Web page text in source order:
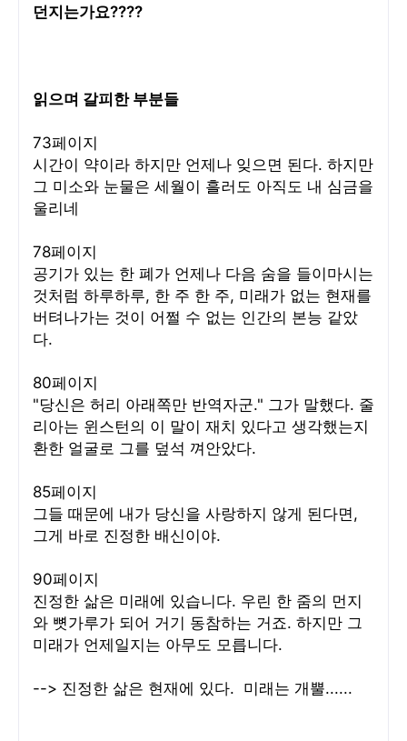
던지는가요????
읽으며 갈피한 부분들
73페이지
시간이 약이라 하지만 언제나 잊으면 된다. 하지만
그 미소와 눈물은 세월이 흘러도 아직도 내 심금을
울리네
78페이지
공기가 있는 한 폐가 언제나 다음 숨을 들이마시는
것처럼 하루하루, 한 주 한 주, 미래가 없는 현재를
버텨나가는 것이 어쩔 수 없는 인간의 본능 같았
다.
80페이지
"당신은 허리 아래쪽만 반역자군." 그가 말했다. 줄
리아는 윈스턴의 이 말이 재치 있다고 생각했는지
환한 얼굴로 그를 덮석 껴안았다.
85페이지
그들 때문에 내가 당신을 사랑하지 않게 된다면,
그게 바로 진정한 배신이야.
90페이지
진정한 삶은 미래에 있습니다. 우린 한 줌의 먼지
와 뼛가루가 되어 거기 동참하는 거죠. 하지만 그
미래가 언제일지는 아무도 모릅니다.
--> 진정한 삶은 현재에 있다. 미래는 개뿔......